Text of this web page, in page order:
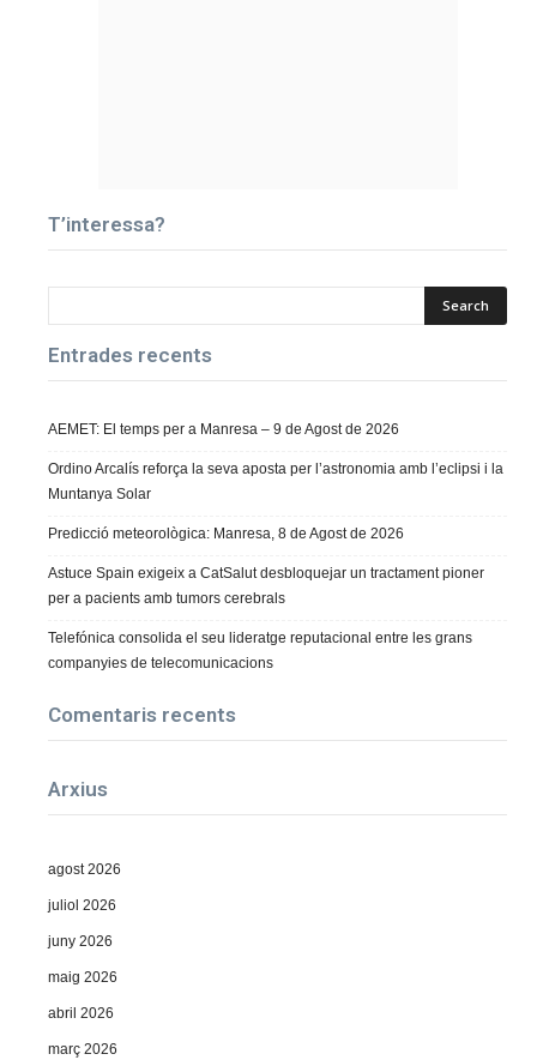
T’interessa?
Entrades recents
AEMET: El temps per a Manresa – 9 de Agost de 2026
Ordino Arcalís reforça la seva aposta per l’astronomia amb l’eclipsi i la
Muntanya Solar
Predicció meteorològica: Manresa, 8 de Agost de 2026
Astuce Spain exigeix a CatSalut desbloquejar un tractament pioner
per a pacients amb tumors cerebrals
Telefónica consolida el seu lideratge reputacional entre les grans
companyies de telecomunicacions
Comentaris recents
Arxius
agost 2026
juliol 2026
juny 2026
maig 2026
abril 2026
març 2026